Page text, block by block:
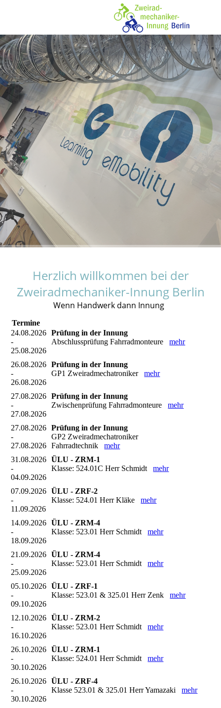
Herzlich willkommen bei der
Zweiradmechaniker-Innung Berlin
Wenn Handwerk dann Innung
Termine
24.08.2026
-
25.08.2026
Prüfung in der Innung
Abschlussprüfung Fahrradmonteuremehr
26.08.2026
-
26.08.2026
Prüfung in der Innung
GP1 Zweiradmechatronikermehr
27.08.2026
-
27.08.2026
Prüfung in der Innung
Zwischenprüfung Fahrradmonteuremehr
27.08.2026
-
27.08.2026
Prüfung in der Innung
GP2 Zweiradmechatroniker
Fahrradtechnikmehr
31.08.2026
-
04.09.2026
ÜLU - ZRM-1
Klasse: 524.01C Herr Schmidtmehr
07.09.2026
-
11.09.2026
ÜLU - ZRF-2
Klasse: 524.01 Herr Kläkemehr
14.09.2026
-
18.09.2026
ÜLU - ZRM-4
Klasse: 523.01 Herr Schmidtmehr
21.09.2026
-
25.09.2026
ÜLU - ZRM-4
Klasse: 523.01 Herr Schmidtmehr
05.10.2026
-
09.10.2026
ÜLU - ZRF-1
Klasse: 523.01 & 325.01 Herr Zenkmehr
12.10.2026
-
16.10.2026
ÜLU - ZRM-2
Klasse: 523.01 Herr Schmidtmehr
26.10.2026
-
30.10.2026
ÜLU - ZRM-1
Klasse: 524.01 Herr Schmidtmehr
26.10.2026
-
30.10.2026
ÜLU - ZRF-4
Klasse 523.01 & 325.01 Herr Yamazakimehr